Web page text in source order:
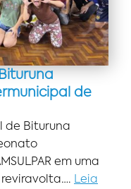
de
de Bituruna
em uma
Leia